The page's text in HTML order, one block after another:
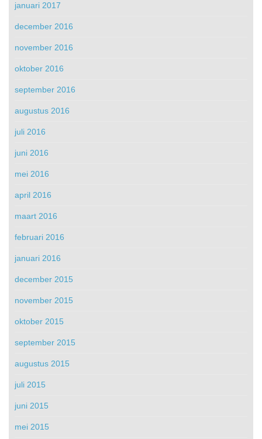
januari 2017
december 2016
november 2016
oktober 2016
september 2016
augustus 2016
juli 2016
juni 2016
mei 2016
april 2016
maart 2016
februari 2016
januari 2016
december 2015
november 2015
oktober 2015
september 2015
augustus 2015
juli 2015
juni 2015
mei 2015